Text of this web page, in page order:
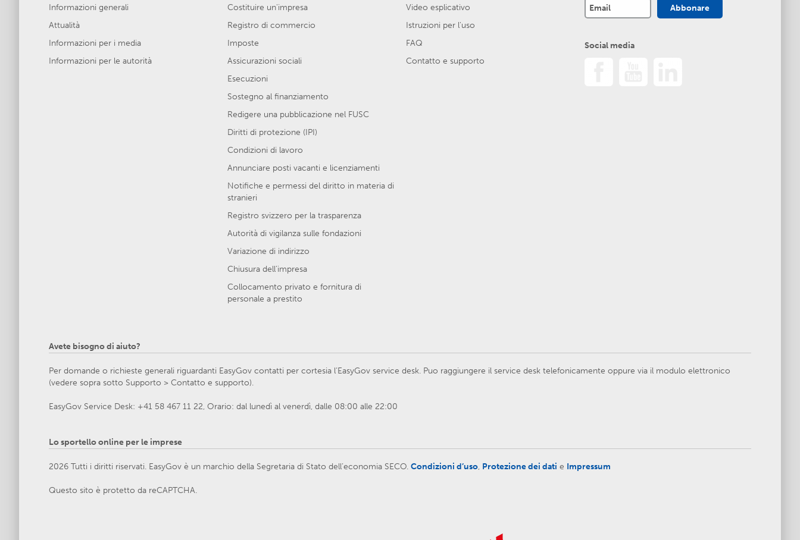
Informazioni generali
Attualità
Informazioni per i media
Informazioni per le autorità
Costituire un'impresa
Registro di commercio
Imposte
Assicurazioni sociali
Esecuzioni
Sostegno al finanziamento
Redigere una pubblicazione nel FUSC
Diritti di protezione (IPI)
Condizioni di lavoro
Annunciare posti vacanti e licenziamenti
Notifiche e permessi del diritto in materia di
stranieri
Registro svizzero per la trasparenza
Autorità di vigilanza sulle fondazioni
Variazione di indirizzo
Chiusura dell’impresa
Collocamento privato e fornitura di
personale a prestito
Video esplicativo
Istruzioni per l'uso
FAQ
Contatto e supporto
Social media
Avete bisogno di aiuto?
Per domande o richieste generali riguardanti EasyGov contatti per cortesia l’EasyGov service desk. Puo raggiungere il service desk telefonicamente oppure via il modulo elettronico
(vedere sopra sotto Supporto > Contatto e supporto).
EasyGov Service Desk: +41 58 467 11 22, Orario: dal lunedì al venerdì, dalle 08:00 alle 22:00
Lo sportello online per le imprese
2026 Tutti i diritti riservati. EasyGov è un marchio della Segretaria di Stato dell’economia SECO. Condizioni d’uso, Protezione dei dati e Impressum
Questo sito è protetto da reCAPTCHA.